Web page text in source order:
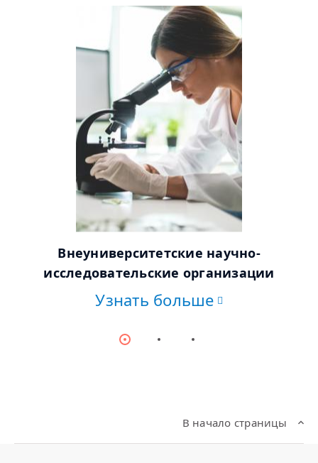
Внеуниверситетские научно-
исследовательские организации
Узнать больше
В начало страницы